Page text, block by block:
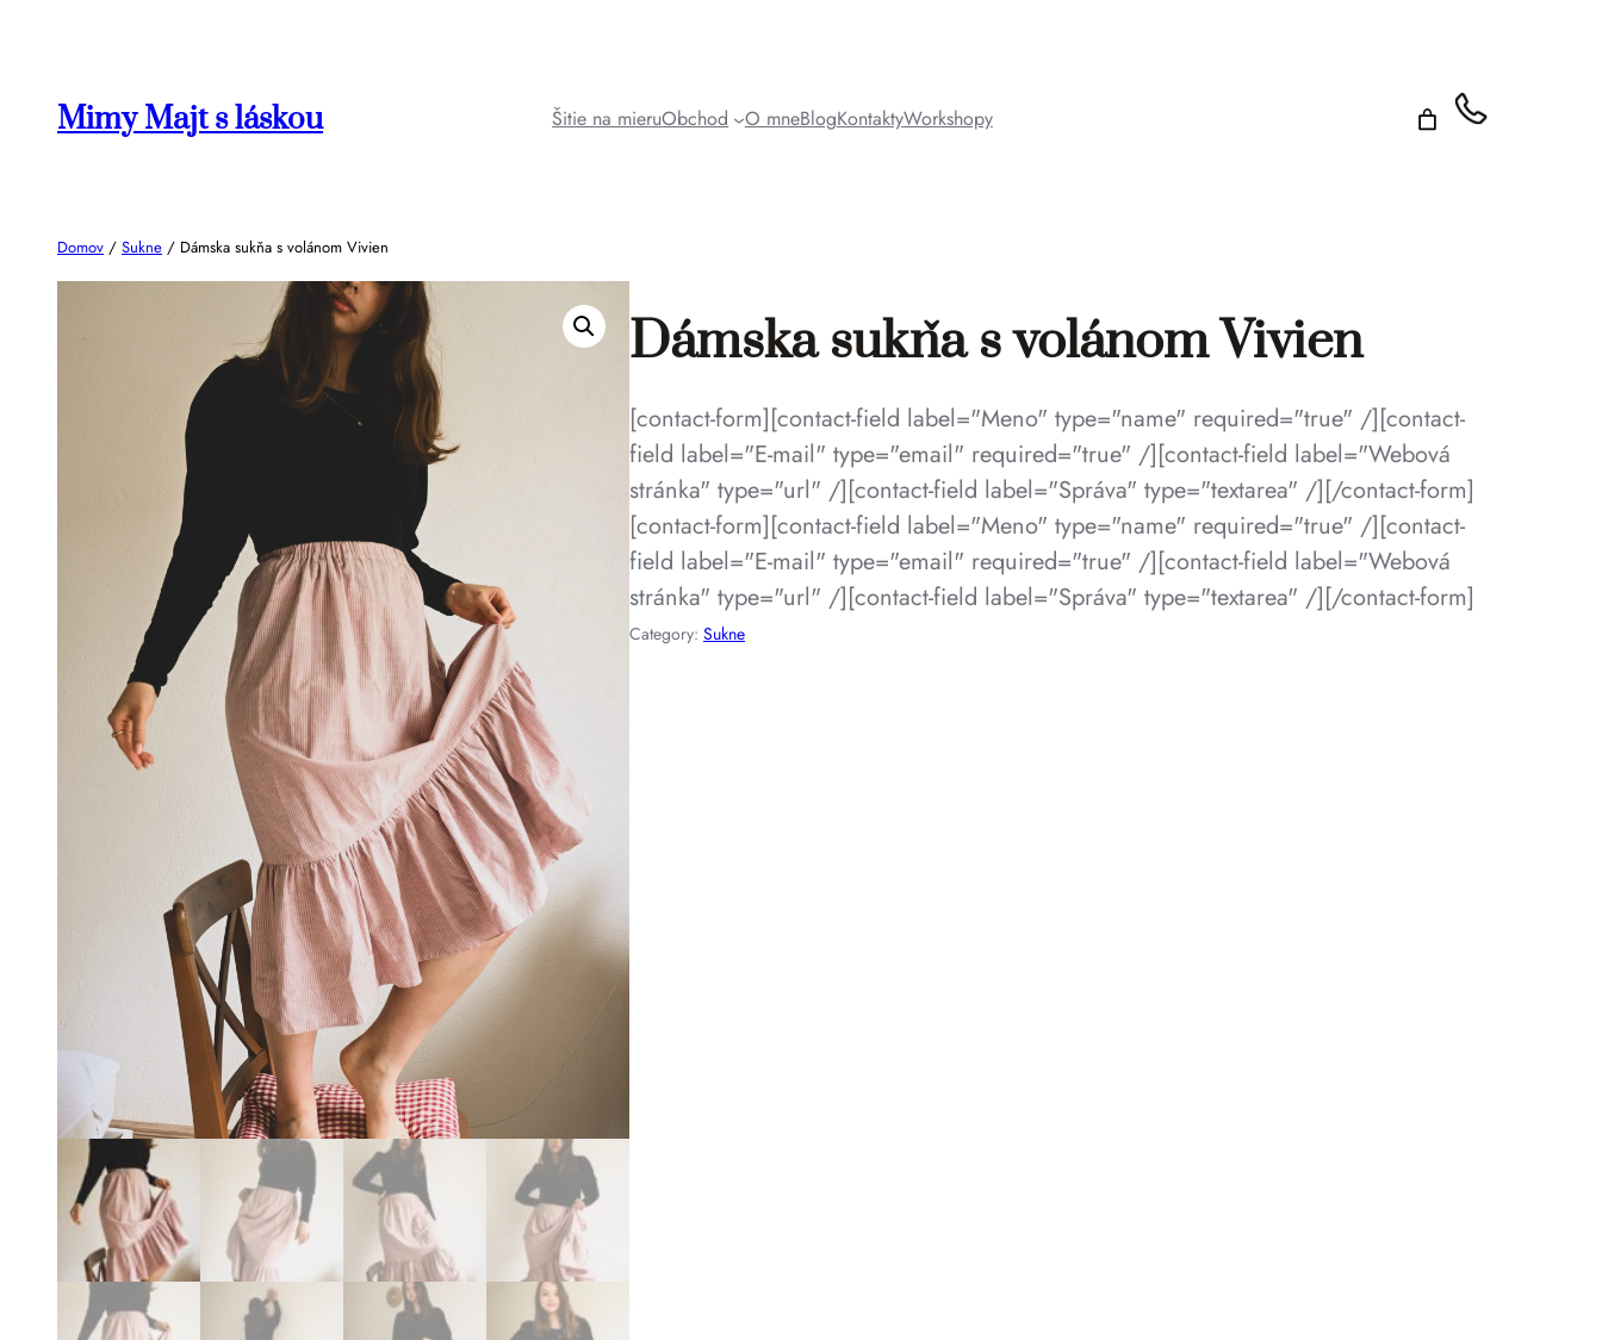
obsah
Mimy Majt s láskou Šitie na mieruObchod O mneBlogKontaktyWorkshopy
Domov / Sukne / Dámska sukňa s volánom Vivien
Dámska sukňa s volánom Vivien
[contact-form][contact-field label="Meno" type="name" required="true" /][contact-
field label="E-mail" type="email" required="true" /][contact-field label="Webová
stránka" type="url" /][contact-field label="Správa" type="textarea" /][/contact-form]
[contact-form][contact-field label="Meno" type="name" required="true" /][contact-
field label="E-mail" type="email" required="true" /][contact-field label="Webová
stránka" type="url" /][contact-field label="Správa" type="textarea" /][/contact-form]
Category: Sukne